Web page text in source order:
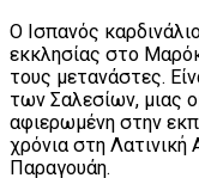
Ο Ισπανός
εκκλησίας στο
τους μετανάστες.
των Σαλεσίων, μιας
αφιερωμένη στην
χρόνια στη Λατινική
Παραγουάη.